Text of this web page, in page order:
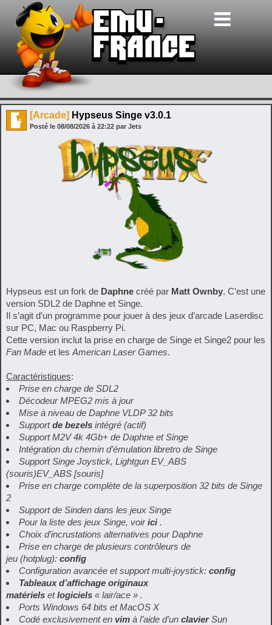
[Arcade] Hypseus Singe v3.0.1
Posté le 08/08/2026 à 22:22 par Jets
Hypseus est un fork de Daphne créé par Matt Ownby. C’est une
version SDL2 de Daphne et Singe.
Il s’agit d’un programme pour jouer à des jeux d’arcade Laserdisc
sur PC, Mac ou Raspberry Pi.
Cette version inclut la prise en charge de Singe et Singe2 pour les
Fan Made et les American Laser Games.
Caractéristiques:
Prise en charge de SDL2
Décodeur MPEG2 mis à jour
Mise à niveau de Daphne VLDP 32 bits
Supportde bezels intégré (actif)
Support M2V 4k 4Gb+ de Daphne et Singe
Intégration du chemin d’émulation libretro de Singe
Support Singe Joystick, Lightgun EV_ABS
(souris)EV_ABS [souris]
Prise en charge complète de la superposition 32 bits de Singe
2
Support de Sinden dans les jeux Singe
Pour la liste des jeux Singe, voirici.
Choix d’incrustations alternatives pour Daphne
Prise en charge de plusieurs contrôleurs de
jeu (hotplug): config
Configuration avancée et support multi-joystick: config
Tableaux d’affichage originaux
matériels etlogiciels « lair/ace » .
Ports Windows 64 bits et MacOS X
Codé exclusivement en vim à l’aide d’un clavierSun